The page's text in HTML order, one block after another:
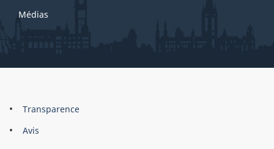
Médias
About
this
Brand
Transparence
Avis